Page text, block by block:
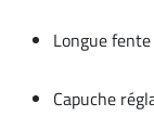
Longue
Capuche